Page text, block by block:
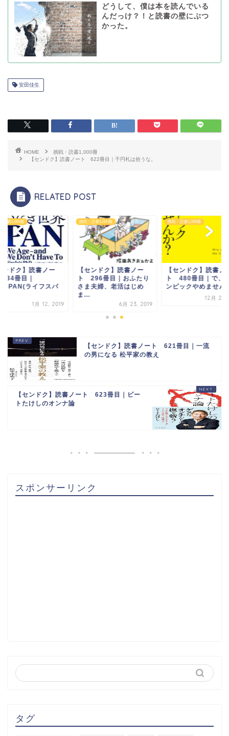
どうして、僕は本を読んでいる
んだっけ？！と読書の壁にぶつ
かった。
安田佳生
HOME
挑戦・読書1,000冊
【センドク】読書ノート 622冊目｜千円札は拾うな。
RELATED POST
読書1,000冊
ンドク】読書ノー
冊目｜
ライフスパ
1月 12, 2019
挑戦・読書1,000冊
【センドク】読書ノー
ト 296冊目｜おふたり
さま夫婦、老活はじめ
ま...
6月 23, 2019
挑戦・読書1,000冊
【センドク】読書ノ
ト 480冊目｜で、
ンピックやめません
12月 24,
【センドク】読書ノート 621冊目｜一流
の男になる 松平家の教え
【センドク】読書ノート 623冊目｜ビー
トたけしのオンナ論
スポンサーリンク
タグ